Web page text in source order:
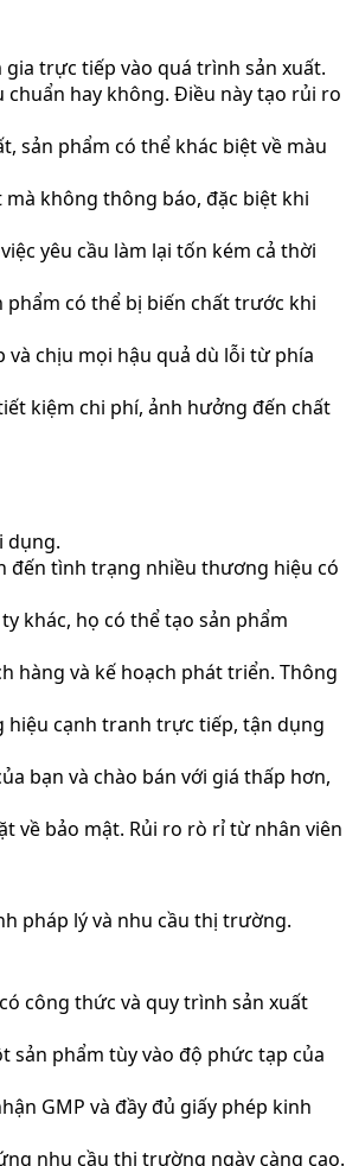
trực tiếp vào quá trình sản xuất.
hay không. Điều này tạo rủi ro
sản phẩm có thể khác biệt về màu
không thông báo, đặc biệt khi
yêu cầu làm lại tốn kém cả thời
phẩm có thể bị biến chất trước khi
chịu mọi hậu quả dù lỗi từ phía
kiệm chi phí, ảnh hưởng đến chất
dụng.
đến tình trạng nhiều thương hiệu có
khác, họ có thể tạo sản phẩm
hàng và kế hoạch phát triển. Thông
cạnh tranh trực tiếp, tận dụng
bạn và chào bán với giá thấp hơn,
về bảo mật. Rủi ro rò rỉ từ nhân viên
pháp lý và nhu cầu thị trường.
công thức và quy trình sản xuất
sản phẩm tùy vào độ phức tạp của
GMP và đầy đủ giấy phép kinh
nhu cầu thị trường ngày càng cao.